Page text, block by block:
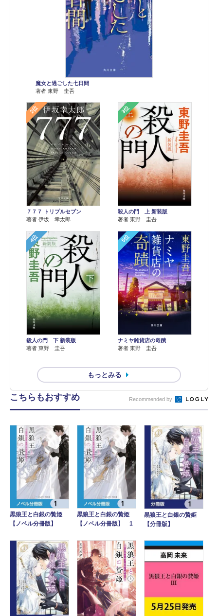
魔女と過ごした七日間
著者 東野 圭吾
2位
７７７ トリプルセブン
著者 伊坂 幸太郎
3位
殺人の門 上 新装版
著者 東野 圭吾
4位
殺人の門 下 新装版
著者 東野 圭吾
5位
ナミヤ雑貨店の奇蹟
著者 東野 圭吾
もっとみる
こちらもおすすめ Recommended by
黒狼王と白銀の贄姫
【ノベル分冊版】
黒狼王と白銀の贄姫
【ノベル分冊版】 1
黒狼王と白銀の贄姫
【分冊版】